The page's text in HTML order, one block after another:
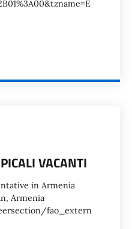
VACANTI
in Armenia
Armenia
fao_extern